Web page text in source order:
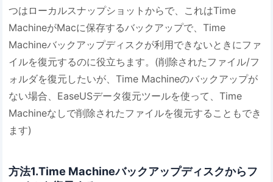
つはローカルスナップショットからで、これはTime
MachineがMacに保存するバックアップで、Time
Machineバックアップディスクが利用できないときにファ
イルを復元するのに役立ちます。(削除されたファイル/フ
ォルダを復元したいが、Time Machineのバックアップが
ない場合、EaseUSデータ復元ツールを使って、Time
Machineなしで削除されたファイルを復元することもでき
ます)
方法1.Time Machineバックアップディスクからフ